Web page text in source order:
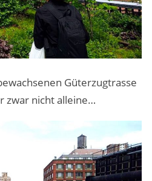
Güterzugtrasse
zwar nicht alleine…